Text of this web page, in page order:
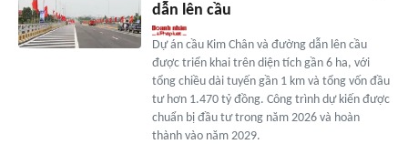
dẫn lên cầu
Dự án cầu Kim Chân và đường dẫn lên cầu
được triển khai trên diện tích gần 6 ha, với
tổng chiều dài tuyến gần 1 km và tổng vốn đầu
tư hơn 1.470 tỷ đồng. Công trình dự kiến được
chuẩn bị đầu tư trong năm 2026 và hoàn
thành vào năm 2029.